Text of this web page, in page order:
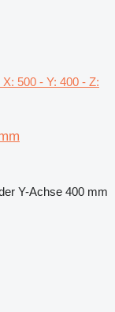
500 - Y: 400 - Z:
Y-Achse 400 mm